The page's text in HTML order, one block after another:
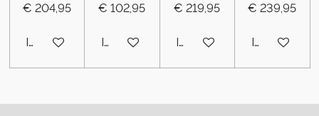
€ 204,95
In winkelwagen
€ 102,95
In winkelwagen
€ 219,95
In winkelwagen
€ 239,95
In